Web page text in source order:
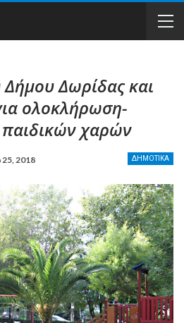
Δωρίδας και
ολοκλήρωση-
παιδικών χαρών
ΔΗΜΟΤΙΚΑ
25, 2018